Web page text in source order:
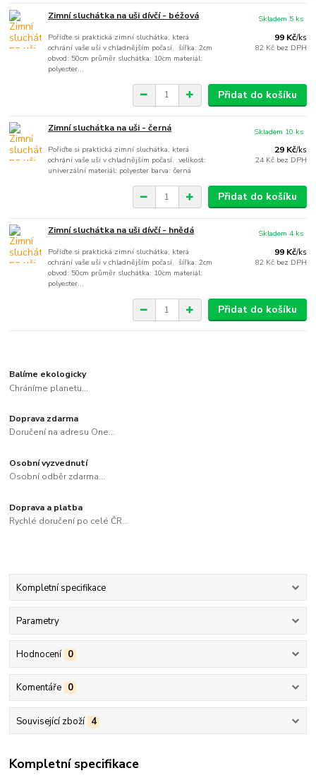
Zimní sluchátka na uši dívčí - béžová
Pořiďte si praktická zimní sluchátka, která
ochrání vaše uši v chladnějším počasí. šířka: 2cm
obvod: 50cm průměr sluchátka: 10cm materiál:
polyester...
99 Kč/ks
82 Kč bez DPH
Skladem 5 ks
Přidat do košíku
Zimní sluchátka na uši - černá
Pořiďte si praktická zimní sluchátka, která
ochrání vaše uši v chladnějším počasí. velikost:
univerzální materiál: polyester barva: černá
29 Kč/ks
24 Kč bez DPH
Skladem 10 ks
Přidat do košíku
Zimní sluchátka na uši dívčí - hnědá
Pořiďte si praktická zimní sluchátka, která
ochrání vaše uši v chladnějším počasí. šířka: 2cm
obvod: 50cm průměr sluchátka: 10cm materiál:
polyester...
99 Kč/ks
82 Kč bez DPH
Skladem 4 ks
Přidat do košíku
Balíme ekologicky
Chráníme planetu...
Doprava zdarma
Doručení na adresu One...
Osobní vyzvednutí
Osobní odběr zdarma...
Doprava a platba
Rychlé doručení po celé ČR...
Kompletní specifikace
Parametry
Hodnocení 0
Komentáře 0
Související zboží 4
Kompletní specifikace